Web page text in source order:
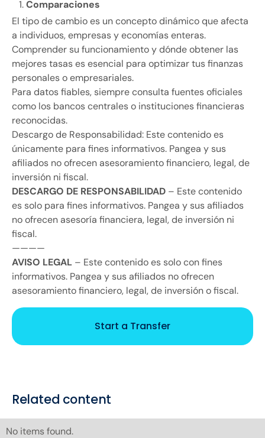
Comparaciones
El tipo de cambio es un concepto dinámico que afecta
a individuos, empresas y economías enteras.
Comprender su funcionamiento y dónde obtener las
mejores tasas es esencial para optimizar tus finanzas
personales o empresariales.
Para datos fiables, siempre consulta fuentes oficiales
como los bancos centrales o instituciones financieras
reconocidas.
Descargo de Responsabilidad: Este contenido es
únicamente para fines informativos. Pangea y sus
afiliados no ofrecen asesoramiento financiero, legal, de
inversión ni fiscal.
DESCARGO DE RESPONSABILIDAD – Este contenido
es solo para fines informativos. Pangea y sus afiliados
no ofrecen asesoría financiera, legal, de inversión ni
fiscal.
————
AVISO LEGAL – Este contenido es solo con fines
informativos. Pangea y sus afiliados no ofrecen
asesoramiento financiero, legal, de inversión o fiscal.
Start a Transfer
Related content
No items found.